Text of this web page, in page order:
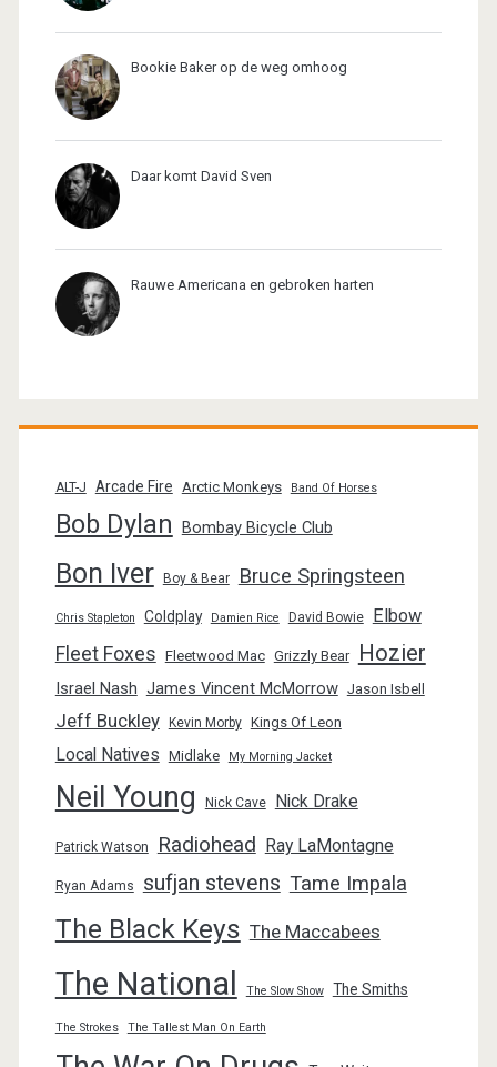
Bookie Baker op de weg omhoog
Daar komt David Sven
Rauwe Americana en gebroken harten
ALT-J Arcade Fire Arctic Monkeys Band Of Horses
Bob Dylan Bombay Bicycle Club
Bon Iver Boy & Bear Bruce Springsteen
Chris Stapleton Coldplay Damien Rice David Bowie Elbow
Fleet Foxes Fleetwood Mac Grizzly Bear Hozier
Israel Nash James Vincent McMorrow Jason Isbell
Jeff Buckley Kevin Morby Kings Of Leon
Local Natives Midlake My Morning Jacket
Neil Young Nick Cave Nick Drake
Patrick Watson Radiohead Ray LaMontagne
Ryan Adams sufjan stevens Tame Impala
The Black Keys The Maccabees
The National The Slow Show The Smiths
The Strokes The Tallest Man On Earth